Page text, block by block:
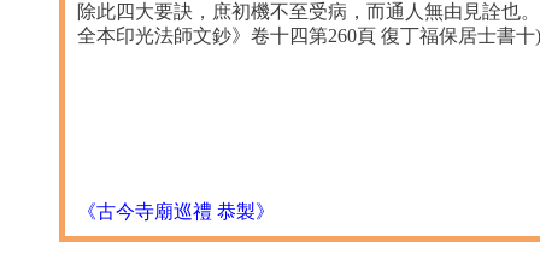
除此四大要訣，庶初機不至受病，而通人無由見詮也
全本印光法師文鈔》卷十四第260頁 復丁福保居士書十)
《古今寺廟巡禮 恭製》